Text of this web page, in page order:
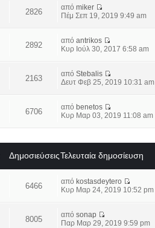
2826 απόmiker
Πέμ Σεπ 19, 2019 9:49 am
2892 απόantrikos
Κυρ Ιούλ 30, 2017 6:58 am
2163 απόStebalis
Δευτ Φεβ 25, 2019 10:31 am
6706 από benetos
Κυρ Μαρ 03, 2019 11:08 am
ΔημοσιεύσειςΤελευταία δημοσίευση
6466 από kostasdeytero
Κυρ Μαρ 24, 2019 10:52 pm
8005 απόsonap
Παρ Μαρ 29, 2019 9:59 pm